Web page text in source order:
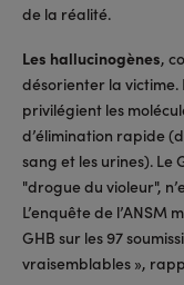
de la réalité.
Les hallucinogènes,
désorienter la victime.
privilégient les
d’élimination rapide
sang et les urines).
"drogue du violeur",
L’enquête de
GHB sur les 97
vraisemblables »,